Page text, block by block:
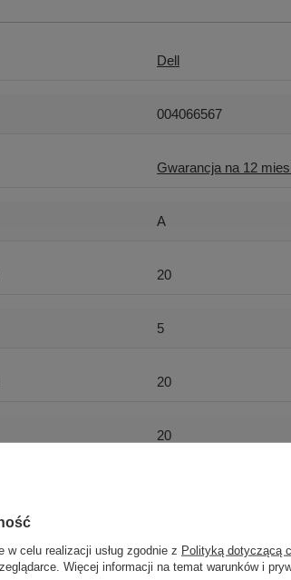
Dell
004066567
Gwarancja na 12
A
20
5
20
20
Więcej
celu realizacji usług zgodnie z Polityką dotyczącą
Więcej informacji na temat warunków i